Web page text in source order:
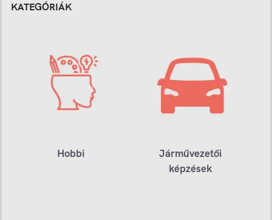
KATEGÓRIÁK
Hobbi
Járművezetői
képzések